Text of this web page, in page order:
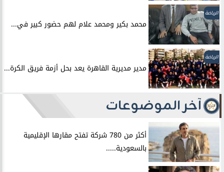
الرياضة
محمد بكير ومحمد علام لهم حضور كبير في...
الرياضة
مدير مديرية القاهرة يعد بحل أزمة فريق الكرة...
آخر الموضوعات
أكثر من 780 شركة تفتح مقارها الإقليمية
بالسعودية.....